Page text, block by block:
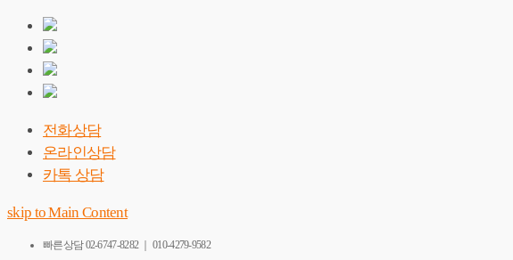
전화상담
온라인상담
카톡 상담
skip to Main Content
빠른상담02-6747-8282 ｜ 010-4279-9582